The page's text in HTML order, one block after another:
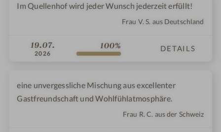
Im Quellenhof wird jeder Wunsch jederzeit erfüllt!
Frau V. S. aus Deutschland
19.07.
2026
100% DETAILS
eine unvergessliche Mischung aus excellenter
Gastfreundschaft und Wohlfühlatmosphäre.
Frau R. C. aus der Schweiz